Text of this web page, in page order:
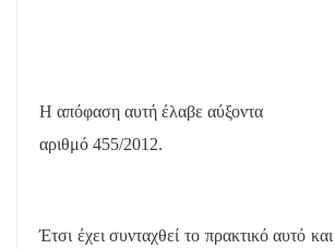
Η απόφαση αυτή έλαβε αύξοντα
αριθμό 455/2012.
Έτσι έχει συνταχθεί το πρακτικό αυτό